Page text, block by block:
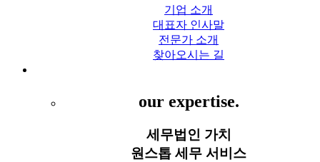
기업 소개
대표자 인사말
전문가 소개
찾아오시는 길
our expertise.
세무법인 가치
원스톱 세무 서비스